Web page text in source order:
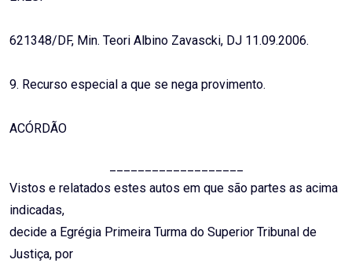
621348/DF, Min. Teori Albino Zavascki, DJ 11.09.2006.
9. Recurso especial a que se nega provimento.
ACÓRDÃO
Vistos e relatados estes autos em que são partes as acima
indicadas,
decide a Egrégia Primeira Turma do Superior Tribunal de
Justiça, por